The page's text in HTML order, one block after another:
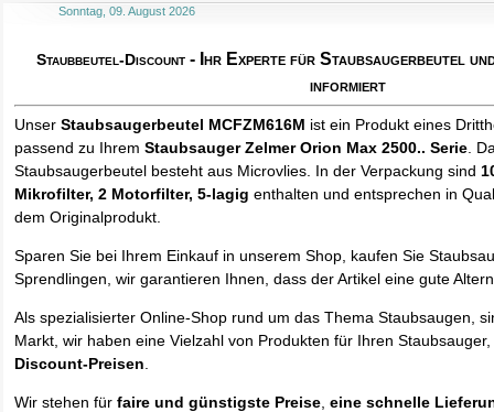
Sonntag, 09. August 2026
Staubbeutel-Discount - Ihr Experte für Staubsaugerbeutel
informiert
UnserStaubsaugerbeutel MCFZM616M ist ein Produkt eines
passend zu IhremStaubsauger Zelmer Orion Max 2500.. Serie .
Staubsaugerbeutel besteht aus Microvlies. In der Verpackung sind
Mikrofilter, 2 Motorfilter, 5-lagig enthalten und entsprechen in
dem Originalprodukt.
Sparen Sie bei Ihrem Einkauf in unserem Shop, kaufen Sie
Sprendlingen, wir garantieren Ihnen, dass der Artikel eine gute
Als spezialisierter Online-Shop rund um das Thema Staubsaugen,
Markt, wir haben eine Vielzahl von Produkten für Ihren
Discount-Preisen
Wir stehen fürfaire und günstigste Preise ,eine schnelle